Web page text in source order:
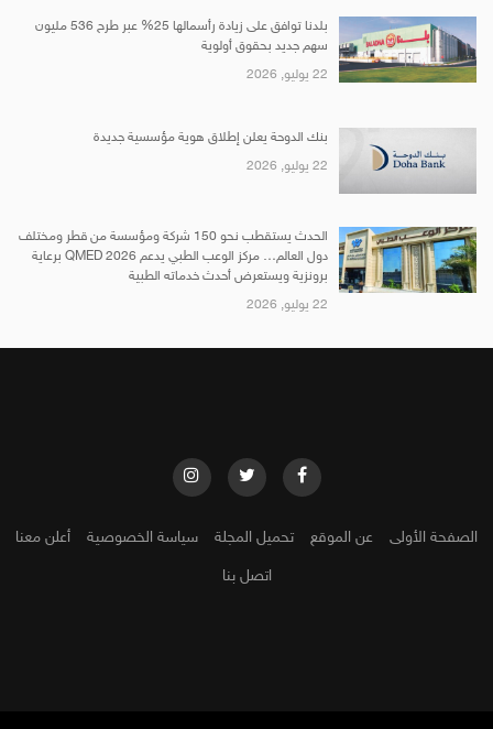
بلدنا توافق على زيادة رأسمالها 25% عبر طرح 536 مليون
سهم جديد بحقوق أولوية
22 يوليو, 2026
بنك الدوحة يعلن إطلاق هوية مؤسسية جديدة
22 يوليو, 2026
الحدث يستقطب نحو 150 شركة ومؤسسة من قطر ومختلف
دول العالم… مركز الوعب الطبي يدعم QMED 2026 برعاية
برونزية ويستعرض أحدث خدماته الطبية
22 يوليو, 2026
الصفحة الأولى عن الموقع تحميل المجلة سياسة الخصوصية أعلن معنا
اتصل بنا